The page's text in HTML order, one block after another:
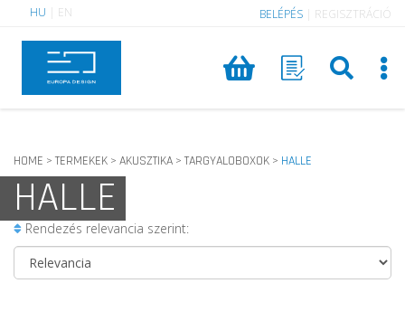
HU EN BELÉPÉS REGISZTRÁCIÓ
HOME > TERMEKEK > AKUSZTIKA > TARGYALOBOXOK > HALLE
HALLE
Rendezés relevancia szerint: